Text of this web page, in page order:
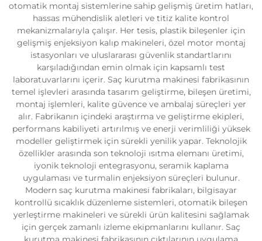
otomatik montaj sistemlerine sahip gelişmiş üretim hatları,
hassas mühendislik aletleri ve titiz kalite kontrol
mekanizmalarıyla çalışır. Her tesis, plastik bileşenler için
gelişmiş enjeksiyon kalıp makineleri, özel motor montaj
istasyonları ve uluslararası güvenlik standartlarını
karşıladığından emin olmak için kapsamlı test
laboratuvarlarını içerir. Saç kurutma makinesi fabrikasının
temel işlevleri arasında tasarım geliştirme, bileşen üretimi,
montaj işlemleri, kalite güvence ve ambalaj süreçleri yer
alır. Fabrikanın içindeki araştırma ve geliştirme ekipleri,
performans kabiliyeti artırılmış ve enerji verimliliği yüksek
modeller geliştirmek için sürekli yenilik yapar. Teknolojik
özellikler arasında son teknoloji ısıtma elemanı üretimi,
iyonik teknoloji entegrasyonu, seramik kaplama
uygulaması ve turmalin enjeksiyon süreçleri bulunur.
Modern saç kurutma makinesi fabrikaları, bilgisayar
kontrollü sıcaklık düzenleme sistemleri, otomatik bileşen
yerleştirme makineleri ve sürekli ürün kalitesini sağlamak
için gerçek zamanlı izleme ekipmanlarını kullanır. Saç